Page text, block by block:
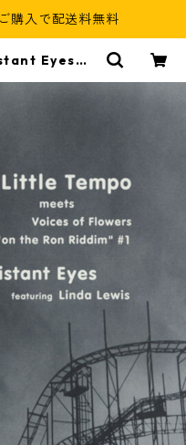
購入で配送料無料
Eyes【1